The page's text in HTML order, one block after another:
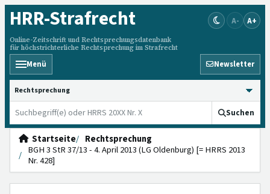
HRR-Strafrecht
Online-Zeitschrift und Rechtsprechungsdatenbank
für höchstrichterliche Rechtsprechung im Strafrecht
A- A+
Menü Newsletter
HRRS durchsuchen
Suchen
Startseite
Rechtsprechung
BGH 3 StR 37/13 - 4. April 2013 (LG Oldenburg) [= HRRS 2013
Nr. 428]